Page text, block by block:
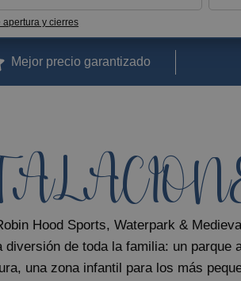
Animal & Waterpark Polynesian Lodge Resort
Gardens Hotel
Mar
Park
Benidorm
(Recommended for Adults)
Plaza
y cierres
Mejor precio garantizado
Hood Sports, Waterpark &
diversión de toda la familia: un parque
una zona infantil para los más